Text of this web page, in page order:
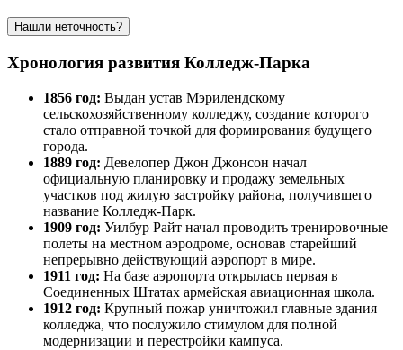
Нашли неточность?
Хронология развития Колледж-Парка
1856 год: Выдан устав Мэрилендскому
сельскохозяйственному колледжу, создание которого
стало отправной точкой для формирования будущего
города.
1889 год: Девелопер Джон Джонсон начал
официальную планировку и продажу земельных
участков под жилую застройку района, получившего
название Колледж-Парк.
1909 год: Уилбур Райт начал проводить тренировочные
полеты на местном аэродроме, основав старейший
непрерывно действующий аэропорт в мире.
1911 год: На базе аэропорта открылась первая в
Соединенных Штатах армейская авиационная школа.
1912 год: Крупный пожар уничтожил главные здания
колледжа, что послужило стимулом для полной
модернизации и перестройки кампуса.